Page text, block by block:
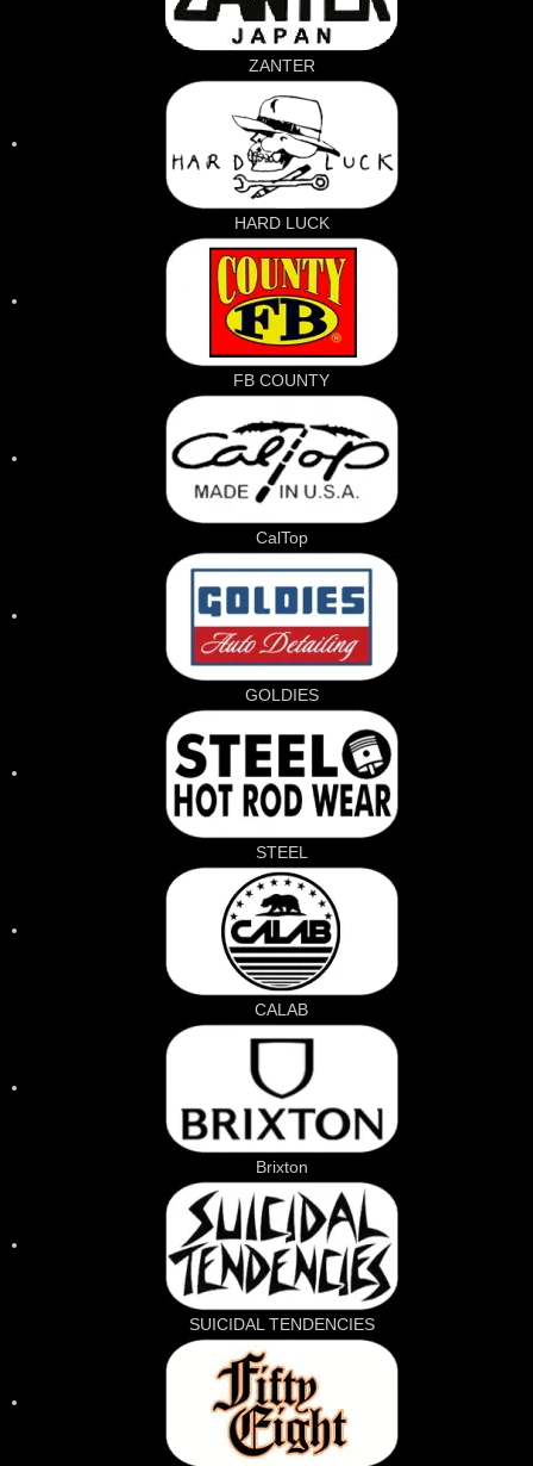
ZANTER
HARD LUCK
FB COUNTY
CalTop
GOLDIES
STEEL
CALAB
Brixton
SUICIDAL TENDENCIES